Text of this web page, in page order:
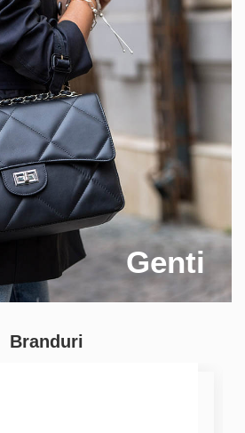
Genti
Branduri